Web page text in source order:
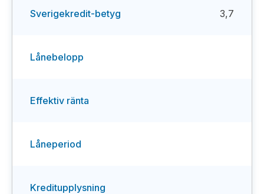
Sverigekredit-betyg 3,7
Lånebelopp
Effektiv ränta
Låneperiod
Kreditupplysning